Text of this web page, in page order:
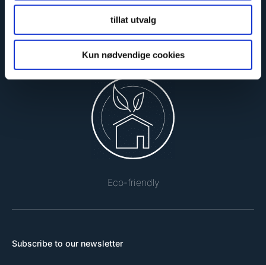
tillat utvalg
Kun nødvendige cookies
Safe and certified
Eco-friendly
Subscribe to our newsletter